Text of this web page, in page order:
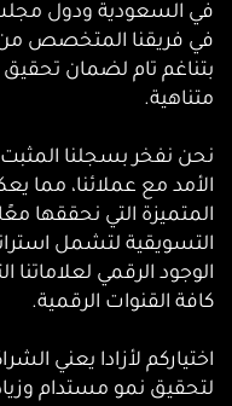
في السعودية ودول
في فريقنا المتخصص من
بتناغم تام لضمان تحقيق
متناهية.
نحن نفخر بسجلنا
الأمد مع عملائنا، مما
المتميزة التي نحققها
التسويقية لتشمل
الوجود الرقمي لعلاماتنا
كافة القنوات الرقمية.
اختياركم لأزادا يعني
لتحقيق نمو مستدام